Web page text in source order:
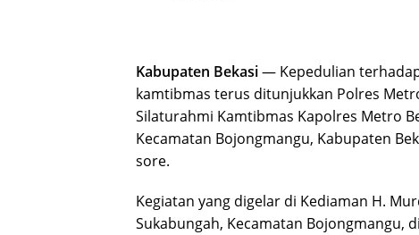
Kabupaten Bekasi— Kepedulian
kamtibmas terus ditunjukkan Polres
Silaturahmi Kamtibmas Kapolres Metro
Kecamatan Bojongmangu, Kabupaten
sore.
Kegiatan yang digelar di Kediaman H.
Sukabungah, Kecamatan Bojongmangu,